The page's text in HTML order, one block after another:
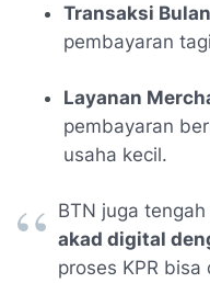
Transaksi
pembayaran
Layanan
pembayaran
usaha kecil.
BTN juga
akad digital
proses KPR